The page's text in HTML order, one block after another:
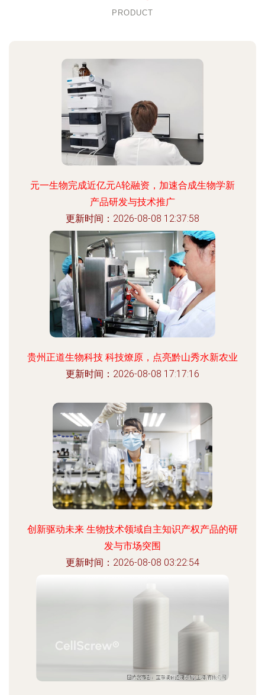
PRODUCT
元一生物完成近亿元A轮融资，加速合成生物学新
产品研发与技术推广
更新时间：2026-08-08 12:37:58
贵州正道生物科技 科技燎原，点亮黔山秀水新农业
更新时间：2026-08-08 17:17:16
创新驱动未来 生物技术领域自主知识产权产品的研
发与市场突围
更新时间：2026-08-08 03:22:54